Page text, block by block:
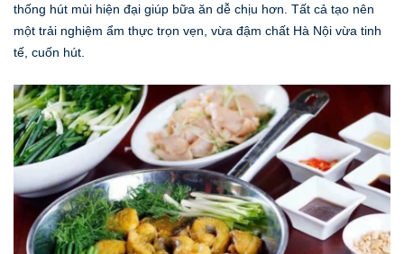
thống hút mùi hiện đại giúp bữa ăn dễ chịu hơn. Tất cả tạo nên
một trải nghiệm ẩm thực trọn vẹn, vừa đậm chất Hà Nội vừa tinh
tế, cuốn hút.